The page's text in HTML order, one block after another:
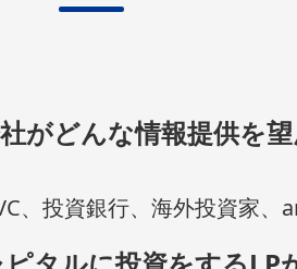
がどんな情報提供を
、投資銀行、海外投資家、